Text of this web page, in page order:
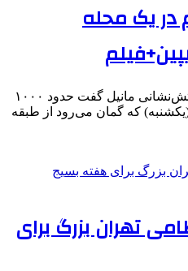
یک محله
ارتباط فردا:‌ دفتر منطقه آتش‌نشانی مانیل گفت حدود ۱۰۰۰
که گمان می‌رود از طبقه
تهران بزرگ برای